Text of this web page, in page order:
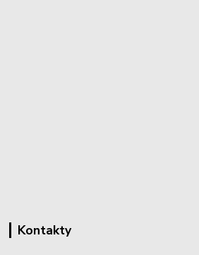
Kontakty